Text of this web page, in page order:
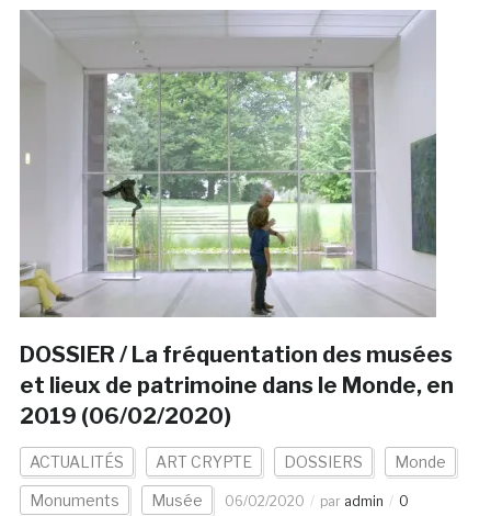
DOSSIER / La fréquentation des musées
et lieux de patrimoine dans le Monde, en
2019 (06/02/2020)
ACTUALITÉS ART CRYPTE DOSSIERS Monde
Monuments Musée 06/02/2020 par admin
0